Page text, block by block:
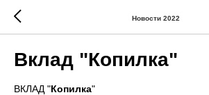
Новости 2022
Вклад "Копилка"
ВКЛАД "Копилка"